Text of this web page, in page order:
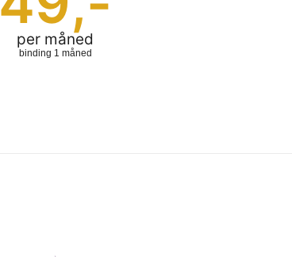
per måned
binding 1 måned